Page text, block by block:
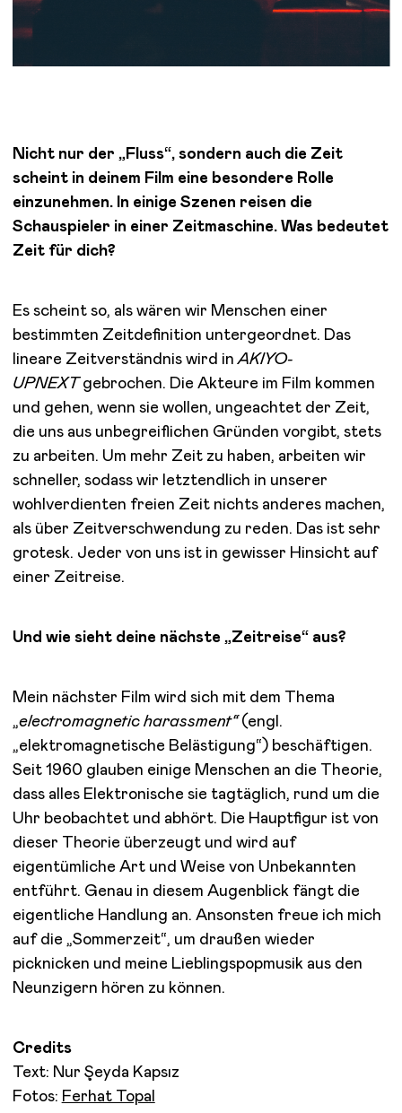
Nicht nur der „Fluss“, sondern auch die Zeit
scheint in deinem Film eine besondere Rolle
einzunehmen. In einige Szenen reisen die
Schauspieler in einer Zeitmaschine. Was bedeutet
Zeit für dich?
Es scheint so, als wären wir Menschen einer
bestimmten Zeitdefinition untergeordnet. Das
lineare Zeitverständnis wird inAKIYO-
UPNEXTgebrochen. Die Akteure im Film kommen
und gehen, wenn sie wollen, ungeachtet der Zeit,
die uns aus unbegreiflichen Gründen vorgibt, stets
zu arbeiten. Um mehr Zeit zu haben, arbeiten wir
schneller, sodass wir letztendlich in unserer
wohlverdienten freien Zeit nichts anderes machen,
als über Zeitverschwendung zu reden. Das ist sehr
grotesk. Jeder von uns ist in gewisser Hinsicht auf
einer Zeitreise.
Und wie sieht deine nächste „Zeitreise“ aus?
Mein nächster Film wird sich mit dem Thema
„electromagnetic harassment“(engl.
„elektromagnetische Belästigung“) beschäftigen.
Seit 1960 glauben einige Menschen an die Theorie,
dass alles Elektronische sie tagtäglich, rund um die
Uhr beobachtet und abhört. Die Hauptfigur ist von
dieser Theorie überzeugt und wird auf
eigentümliche Art und Weise von Unbekannten
entführt. Genau in diesem Augenblick fängt die
eigentliche Handlung an. Ansonsten freue ich mich
auf die „Sommerzeit“, um draußen wieder
picknicken und meine Lieblingspopmusik aus den
Neunzigern hören zu können.
Credits
Text: Nur Şeyda Kapsız
Fotos: Ferhat Topal